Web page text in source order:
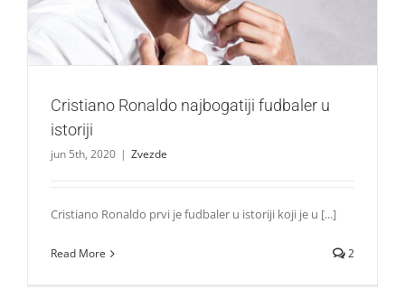
Cristiano Ronaldo najbogatiji fudbaler u
istoriji
jun 5th, 2020 | Zvezde
Cristiano Ronaldo prvi je fudbaler u istoriji koji je u [...]
Read More 2